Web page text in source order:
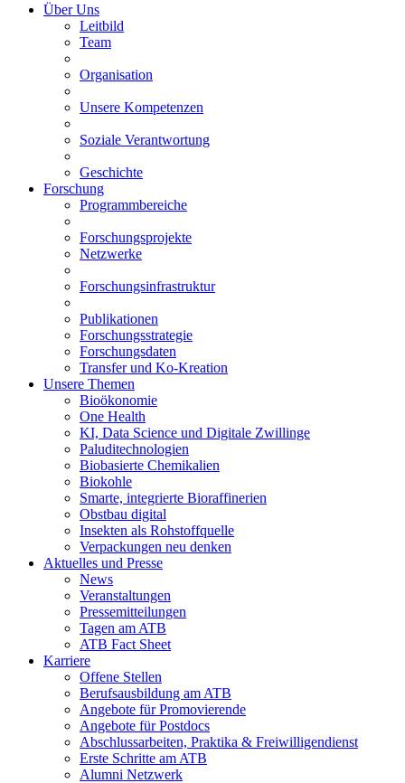
Über Uns
Leitbild
Team
Organisation
Unsere Kompetenzen
Soziale Verantwortung
Geschichte
Forschung
Programmbereiche
Forschungsprojekte
Netzwerke
Forschungsinfrastruktur
Publikationen
Forschungsstrategie
Forschungsdaten
Transfer und Ko-Kreation
Unsere Themen
Bioökonomie
One Health
KI, Data Science und Digitale Zwillinge
Paluditechnologien
Biobasierte Chemikalien
Biokohle
Smarte, integrierte Bioraffinerien
Obstbau digital
Insekten als Rohstoffquelle
Verpackungen neu denken
Aktuelles und Presse
News
Veranstaltungen
Pressemitteilungen
Tagen am ATB
ATB Fact Sheet
Karriere
Offene Stellen
Berufsausbildung am ATB
Angebote für Promovierende
Angebote für Postdocs
Abschlussarbeiten, Praktika & Freiwilligendienst
Erste Schritte am ATB
Alumni Netzwerk